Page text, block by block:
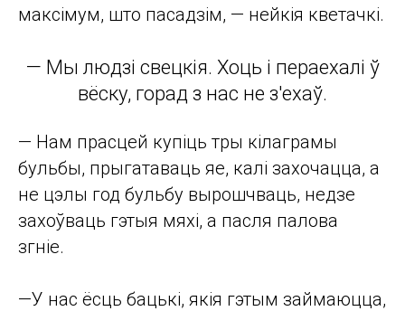
максімум, што пасадзім, — нейкія кветачкі.
— Мы людзі свецкія. Хоць і пераехалі ў
вёску, горад з нас не з'ехаў.
— Нам прасцей купіць тры кілаграмы
бульбы, прыгатаваць яе, калі захочацца, а
не цэлы год бульбу вырошчваць, недзе
захоўваць гэтыя мяхі, а пасля палова
згніе.
—У нас ёсць бацькі, якія гэтым займаюцца,